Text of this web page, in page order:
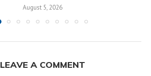
August 5, 2026
LEAVE A COMMENT